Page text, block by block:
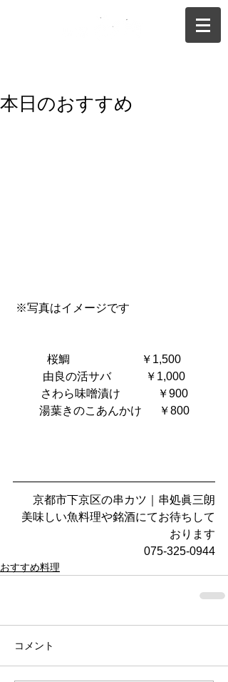
本日のおすすめ
※写真はイメージです
桜鯛　                     ￥1,500
由良の活サバ            ￥1,000
さわら味噌漬け　         ￥900
湯葉きのこあんかけ      ￥800
京都市下京区の串カツ｜串処眞三朗
美味しい魚料理や銘酒にてお待ちして
おります
075-325-0944
おすすめ料理
コメント